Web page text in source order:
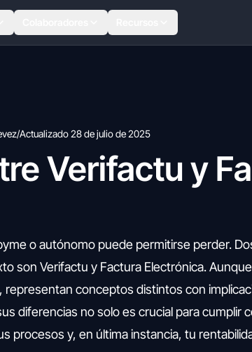
/Actualizado 28 de julio de 2025
Verifactu y
o autónomo puede permitirse perder.
son Verifactu y Factura Electrónica.
conceptos distintos con
diferencias no solo es crucial para cumplir
procesos y, en última instancia, tu